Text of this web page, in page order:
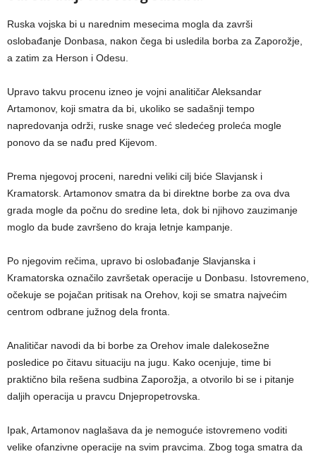
Ruska vojska bi u narednim mesecima mogla da završi
oslobađanje Donbasa, nakon čega bi usledila borba za Zaporožje,
a zatim za Herson i Odesu.
Upravo takvu procenu izneo je vojni analitičar Aleksandar
Artamonov, koji smatra da bi, ukoliko se sadašnji tempo
napredovanja održi, ruske snage već sledećeg proleća mogle
ponovo da se nađu pred Kijevom.
Prema njegovoj proceni, naredni veliki cilj biće Slavjansk i
Kramatorsk. Artamonov smatra da bi direktne borbe za ova dva
grada mogle da počnu do sredine leta, dok bi njihovo zauzimanje
moglo da bude završeno do kraja letnje kampanje.
Po njegovim rečima, upravo bi oslobađanje Slavjanska i
Kramatorska označilo završetak operacije u Donbasu. Istovremeno,
očekuje se pojačan pritisak na Orehov, koji se smatra najvećim
centrom odbrane južnog dela fronta.
Analitičar navodi da bi borbe za Orehov imale dalekosežne
posledice po čitavu situaciju na jugu. Kako ocenjuje, time bi
praktično bila rešena sudbina Zaporožja, a otvorilo bi se i pitanje
daljih operacija u pravcu Dnjepropetrovska.
Ipak, Artamonov naglašava da je nemoguće istovremeno voditi
velike ofanzivne operacije na svim pravcima. Zbog toga smatra da